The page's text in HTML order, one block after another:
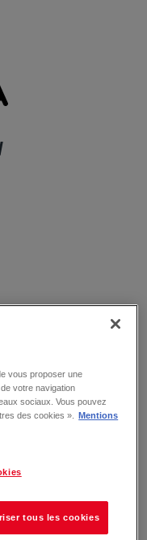
vous proposer une
votre navigation
sociaux. Vous pouvez
des cookies ».
Mentions
tous les cookies